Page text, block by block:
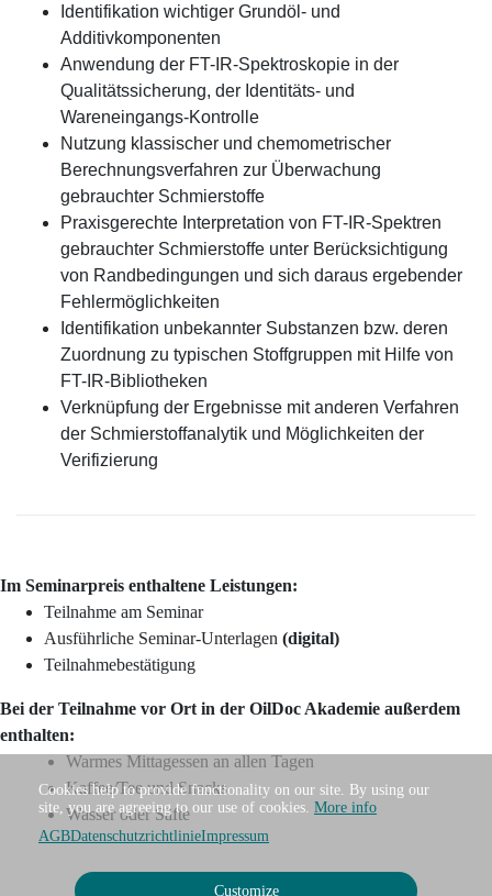
Identifikation wichtiger Grundöl- und
Additivkomponenten
Anwendung der FT-IR-Spektroskopie in der
Qualitätssicherung, der Identitäts- und
Wareneingangs-Kontrolle
Nutzung klassischer und chemometrischer
Berechnungsverfahren zur Überwachung
gebrauchter Schmierstoffe
Praxisgerechte Interpretation von FT-IR-Spektren
gebrauchter Schmierstoffe unter Berücksichtigung
von Randbedingungen und sich daraus ergebender
Fehlermöglichkeiten
Identifikation unbekannter Substanzen bzw. deren
Zuordnung zu typischen Stoffgruppen mit Hilfe von
FT-IR-Bibliotheken
Verknüpfung der Ergebnisse mit anderen Verfahren
der Schmierstoffanalytik und Möglichkeiten der
Verifizierung
Im Seminarpreis enthaltene Leistungen:
Teilnahme am Seminar
Ausführliche Seminar-Unterlagen (digital)
Teilnahmebestätigung
Bei der Teilnahme vor Ort in der OilDoc Akademie außerdem
enthalten:
Warmes Mittagessen an allen Tagen
Kaffee/Tee und Snacks
Wasser oder Säfte
Cookies help to provide functionality on our site. By using our
site, you are agreeing to our use of cookies. More info
AGBDatenschutzrichtlinieImpressum
Customize